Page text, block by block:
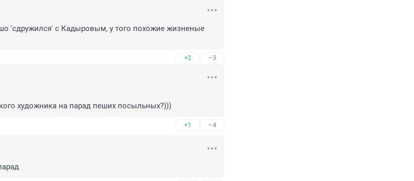
'сдружился' с Кадыровым, у того похожие жизненые
+2 –3
художника на парад пеших посыльных?)))
+1 –4